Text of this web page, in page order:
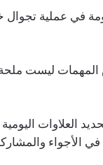
في عملية
ليست ملحة
للمرسوم رقم 24 \ 2017 بشأن